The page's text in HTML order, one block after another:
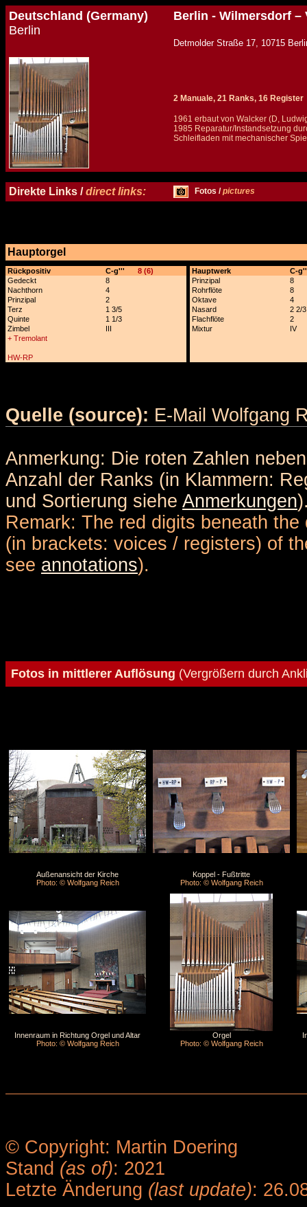
Deutschland (Germany)
Berlin
Berlin - Wilmersdorf –
Detmolder Straße 17,
2 Manuale, 21 Ranks, 16 Register
1961 erbaut von Walcker (D,
1985 Reparatur/Instandsetzung
Schleifladen mit mechanischer
Direkte Links /direct links: Fotos /pictures
Hauptorgel
Rückpositiv C-g''' 8 (6) Hauptwerk
C-
Gedeckt
8 Prinzipal
8
Nachthorn
4 Rohrflöte
8
Prinzipal
2 Oktave
4
Terz
1 3/5 Nasard
2 2/3
Quinte
1 1/3 Flachflöte
2
Zimbel
III Mixtur
IV
+ Tremolant
HW-RP
Quelle (source): E-Mail Wolfgang
Anmerkung: Die roten Zahlen
Anzahl der Ranks (in Klammern:
und Sortierung siehe Anmerkungen
Remark: The red digits beneath
(in brackets: voices / registers) of
see annotations).
Fotos in mittlerer Auflösung (Vergrößern durch
Außenansicht der Kirche
Photo: © Wolfgang Reich
Koppel - Fußtritte
Photo: © Wolfgang Reich
Innenraum in Richtung Orgel und Altar
Photo: © Wolfgang Reich
Orgel
Photo: © Wolfgang Reich
© Copyright: Martin Doering
Stand (as of): 2021
Letzte Änderung (last update):